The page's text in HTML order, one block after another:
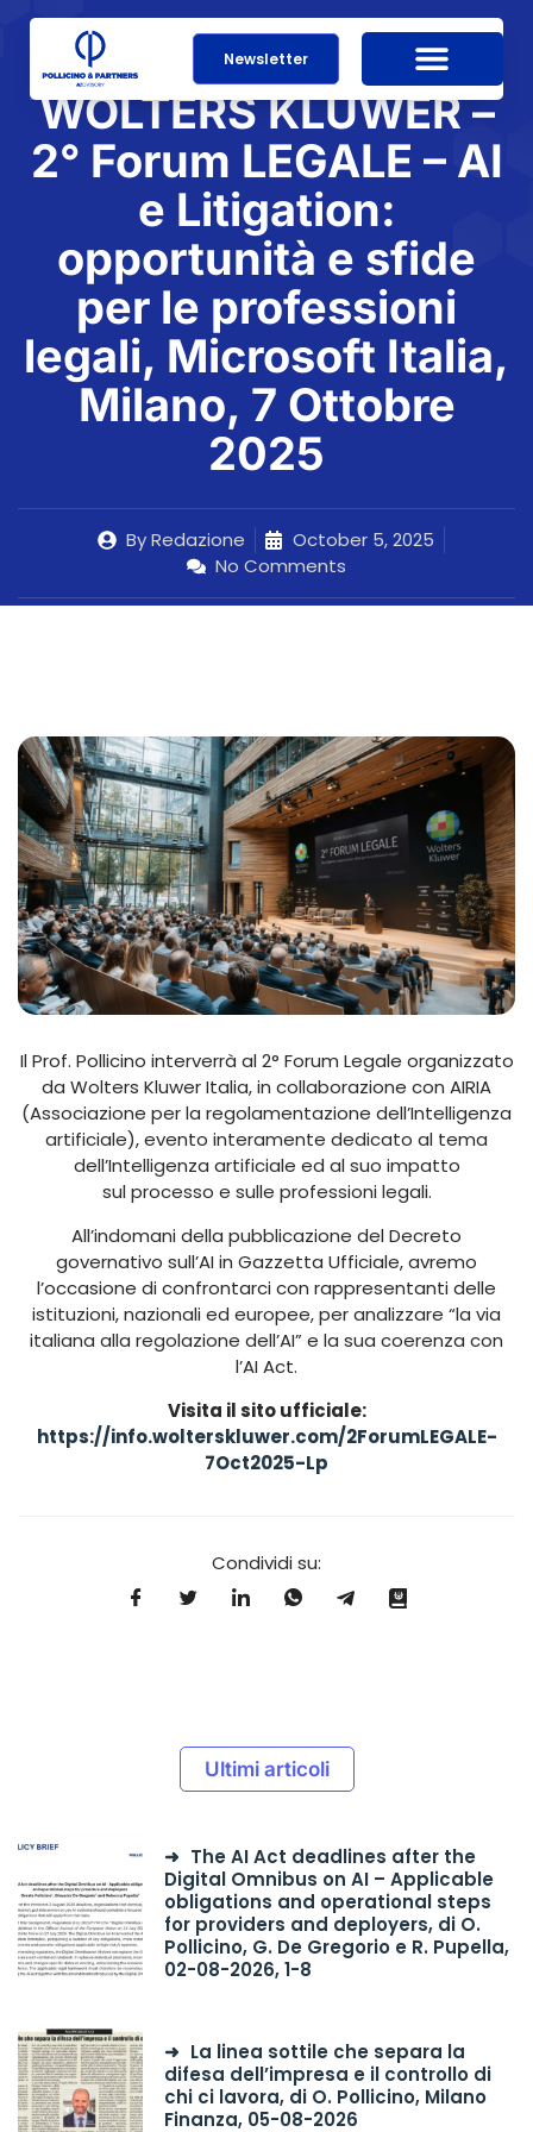
Newsletter
WOLTERS KLUWER –
2° Forum LEGALE – AI
e Litigation:
opportunità e sfide
per le professioni
legali, Microsoft Italia,
Milano, 7 Ottobre
2025
ByRedazione
October 5, 2025
No Comments
Il Prof. Pollicino interverrà al 2° Forum Legale organizzato
da Wolters Kluwer Italia, in collaborazione con AIRIA
(Associazione per la regolamentazione dell’Intelligenza
artificiale), evento interamente dedicato al tema
dell’Intelligenza artificiale ed al suo impatto
sul processo e sulle professioni legali.
All’indomani della pubblicazione del Decreto
governativo sull’AI in Gazzetta Ufficiale, avremo
l’occasione di confrontarci con rappresentanti delle
istituzioni, nazionali ed europee, per analizzare “la via
italiana alla regolazione dell’AI” e la sua coerenza con
l’AI Act.
Visita il sito ufficiale:
https://info.wolterskluwer.com/2ForumLEGALE-
7Oct2025-Lp
Condividi su:
Ultimi articoli
The AI Act deadlines after the
Digital Omnibus on AI – Applicable
obligations and operational steps
for providers and deployers, di O.
Pollicino, G. De Gregorio e R. Pupella,
02-08-2026, 1-8
La linea sottile che separa la
difesa dell’impresa e il controllo di
chi ci lavora, di O. Pollicino, Milano
Finanza, 05-08-2026